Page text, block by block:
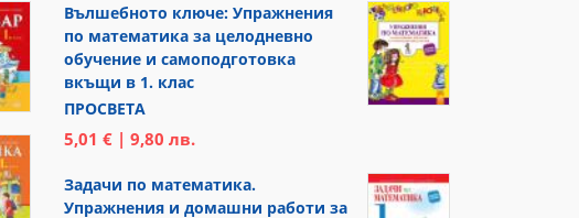
Вълшебното ключе: Упражнения
по математика за целодневно
обучение и самоподготовка
вкъщи в 1. клас
ПРОСВЕТА
5,01 € | 9,80 лв.
Задачи по математика.
Упражнения и домашни работи за